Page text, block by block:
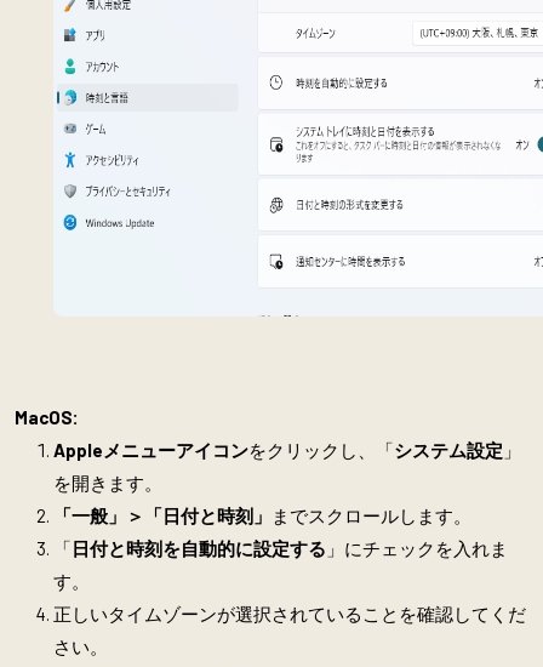
MacOS:
Appleメニューアイコンをクリックし、「システム設定 」
を開きます。
「一般」＞「日付と時刻」
までスクロールします。
「日付と時刻を自動的に設定する 」にチェックを入れま
す。
正しいタイムゾーンが選択されていることを確認してくだ
さい。